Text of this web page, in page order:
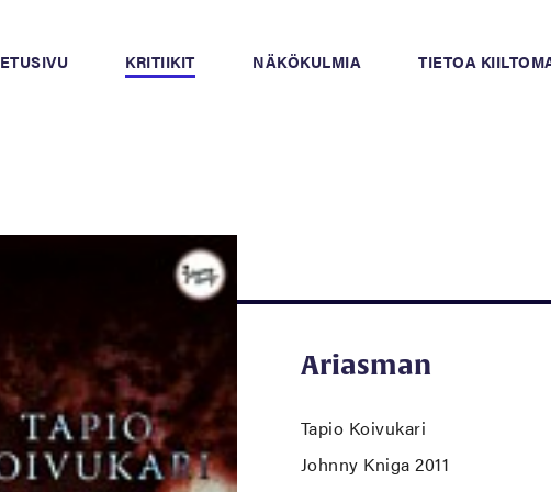
ETUSIVU KRITIIKIT NÄKÖKULMIA TIETOA
Ariasman
Tapio Koivukari
Johnny Kniga 2011